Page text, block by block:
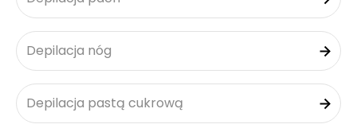
Depilacja nóg
Depilacja pastą cukrową